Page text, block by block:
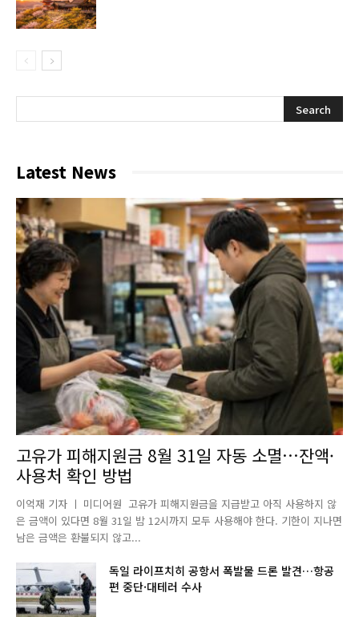
Latest News
고유가 피해지원금 8월 31일 자동 소멸…잔액·
사용처 확인 방법
이억재 기자 ㅣ 미디어원 고유가 피해지원금을 지급받고 아직 사용하지 않
은 금액이 있다면 8월 31일 밤 12시까지 모두 사용해야 한다. 기한이 지나면
남은 금액은 환불되지 않고...
독일 라이프치히 공항서 폭발물 드론 발견…항공
편 중단·대테러 수사